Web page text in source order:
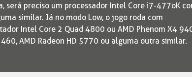
será preciso um processador Intel Core i7-477oK
similar. Já no modo Low, o jogo roda com
Intel Core 2 Quad 4800 ou AMD Phenom X4
AMD Radeon HD 5770 ou alguma outra similar.